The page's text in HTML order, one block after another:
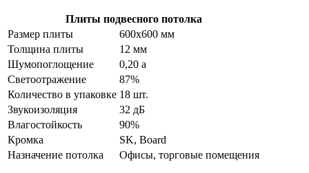
Плиты подвесного потолка
Размер плиты
600х600 мм
Толщина плиты
12 мм
Шумопоглощение
0,20 а
Светоотражение
87%
Количество в упаковке 18 шт.
Звукоизоляция
32 дБ
Влагостойкость
90%
Кромка
SK, Board
Назначение потолка
Офисы, торговые помещения